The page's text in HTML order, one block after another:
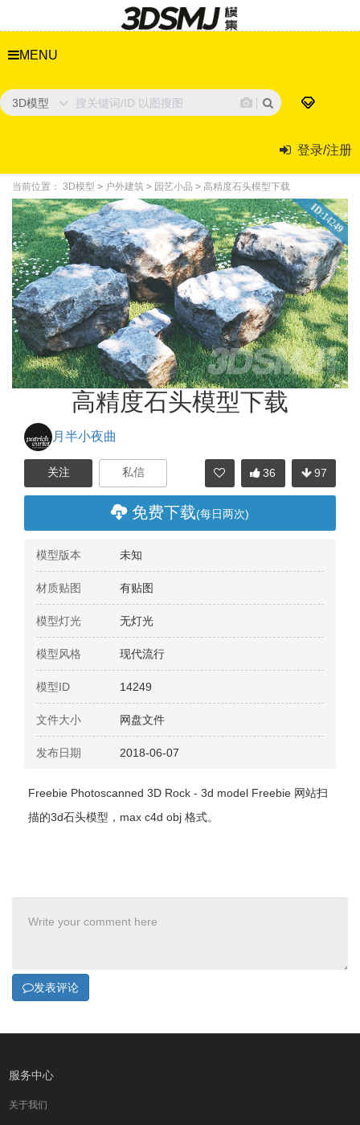
MENU
3D模型
登录/注册
当前位置： 3D模型 > 户外建筑 > 园艺小品 > 高精度石头模型下载
ID:14249
高精度石头模型下载
月半小夜曲
97
36
免费下载(每日两次)
模型版本 未知
材质贴图 有贴图
模型灯光 无灯光
模型风格 现代流行
模型ID 14249
文件大小 网盘文件
发布日期 2018-06-07
Freebie Photoscanned 3D Rock - 3d model Freebie 网站扫
描的3d石头模型，max c4d obj 格式。
发表评论
服务中心
关于我们